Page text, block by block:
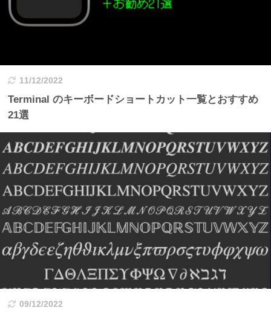
11/12/2022
Terminal のキーボードショートカット一覧とおすすめ
21選
09/12/2022